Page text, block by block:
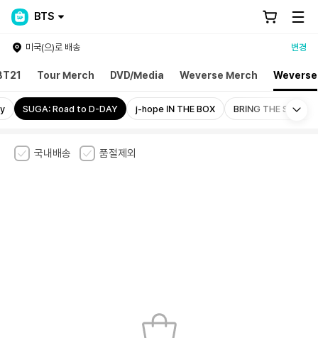
BTS
미국(으)로 배송 변경
Tour Merch DVD/Media Weverse Merch Weverse
SUGA: Road to D-DAY j-hope IN THE BOX BRING THE SOUL
국내배송 품절제외